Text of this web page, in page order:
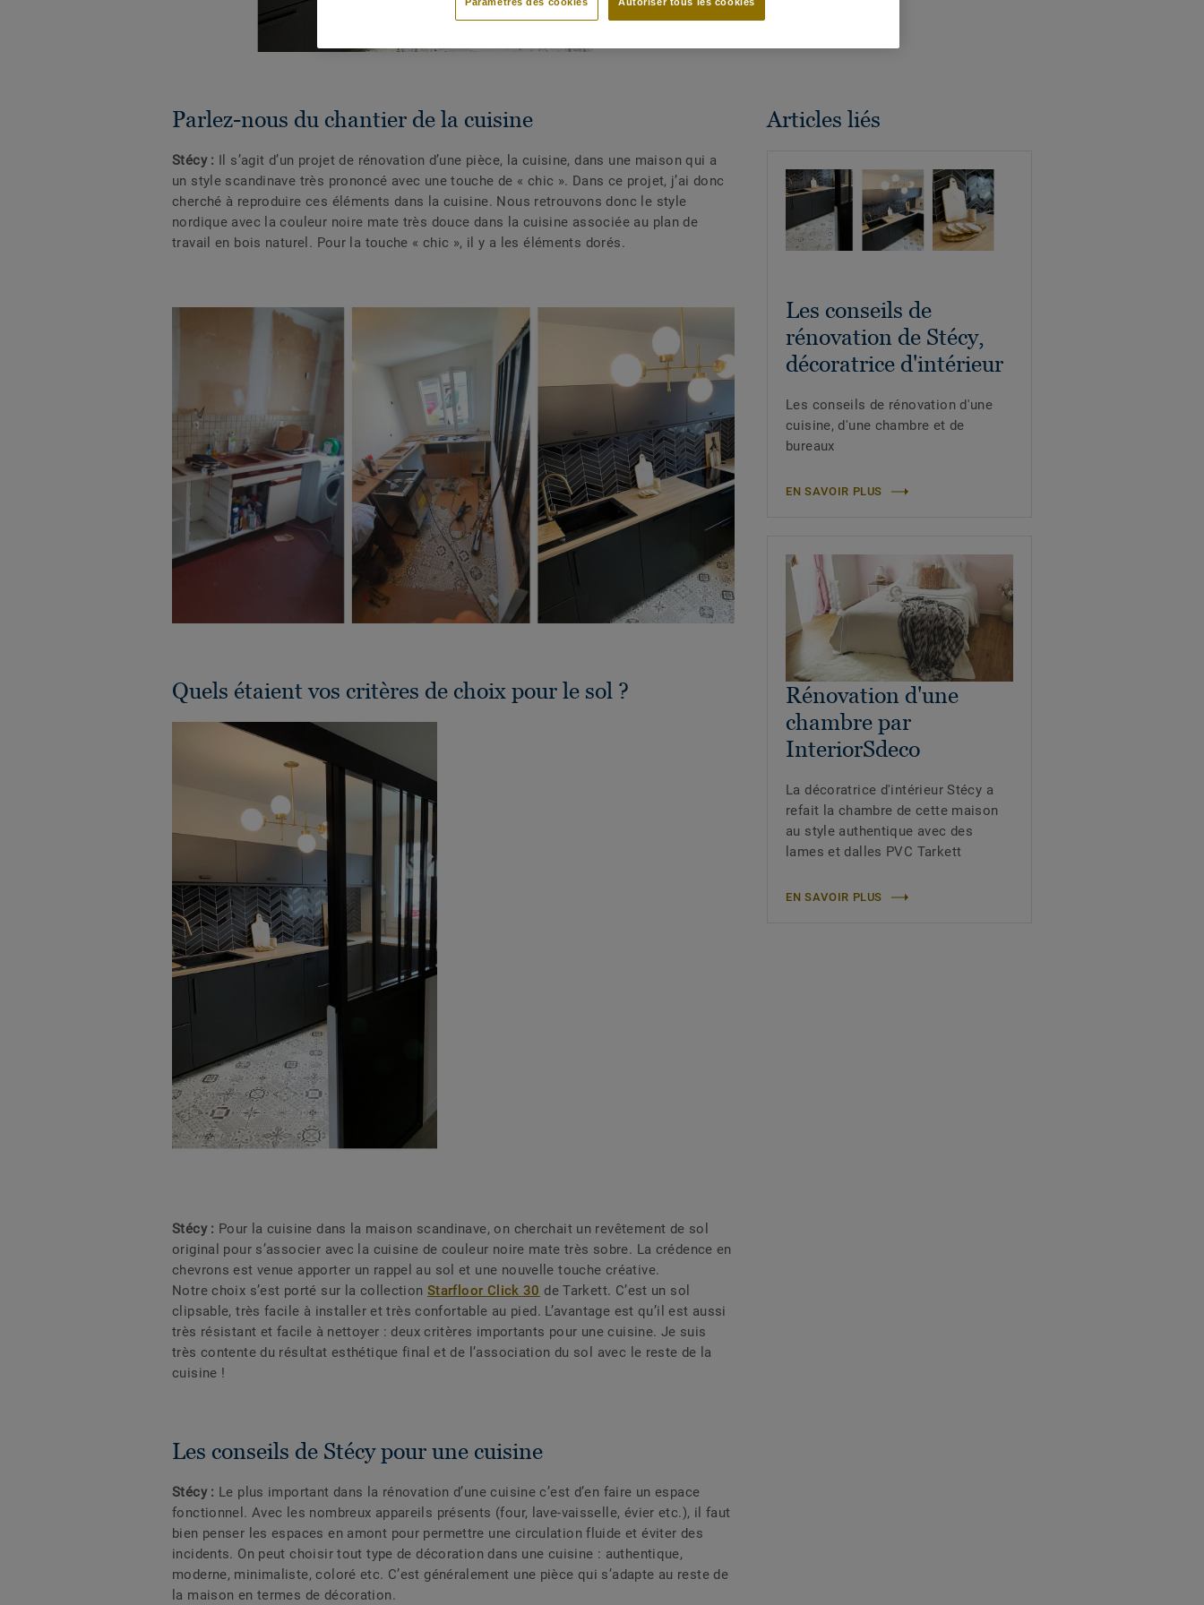
Parlez-nous du chantier de la cuisine
Stécy : Il s’agit d’un projet de rénovation d’une pièce, la cuisine, dans une maison qui a
un style scandinave très prononcé avec une touche de « chic ». Dans ce projet, j’ai donc
cherché à reproduire ces éléments dans la cuisine. Nous retrouvons donc le style
nordique avec la couleur noire mate très douce dans la cuisine associée au plan de
travail en bois naturel. Pour la touche « chic », il y a les éléments dorés.
Quels étaient vos critères de choix pour le sol ?
Stécy : Pour la cuisine dans la maison scandinave, on cherchait un revêtement de sol
original pour s’associer avec la cuisine de couleur noire mate très sobre. La crédence en
chevrons est venue apporter un rappel au sol et une nouvelle touche créative.
Notre choix s’est porté sur la collection Starfloor Click 30 de Tarkett. C’est un sol
clipsable, très facile à installer et très confortable au pied. L’avantage est qu’il est aussi
très résistant et facile à nettoyer : deux critères importants pour une cuisine. Je suis
très contente du résultat esthétique final et de l’association du sol avec le reste de la
cuisine !
Les conseils de Stécy pour une cuisine
Stécy : Le plus important dans la rénovation d’une cuisine c’est d’en faire un espace
fonctionnel. Avec les nombreux appareils présents (four, lave-vaisselle, évier etc.), il faut
bien penser les espaces en amont pour permettre une circulation fluide et éviter des
incidents. On peut choisir tout type de décoration dans une cuisine : authentique,
moderne, minimaliste, coloré etc. C’est généralement une pièce qui s’adapte au reste de
la maison en termes de décoration.
Articles liés
Les conseils de
rénovation de Stécy,
décoratrice d'intérieur
Les conseils de rénovation d'une
cuisine, d'une chambre et de
bureaux
EN SAVOIR PLUS
Rénovation d'une
chambre par
InteriorSdeco
La décoratrice d'intérieur Stécy a
refait la chambre de cette maison
au style authentique avec des
lames et dalles PVC Tarkett
EN SAVOIR PLUS